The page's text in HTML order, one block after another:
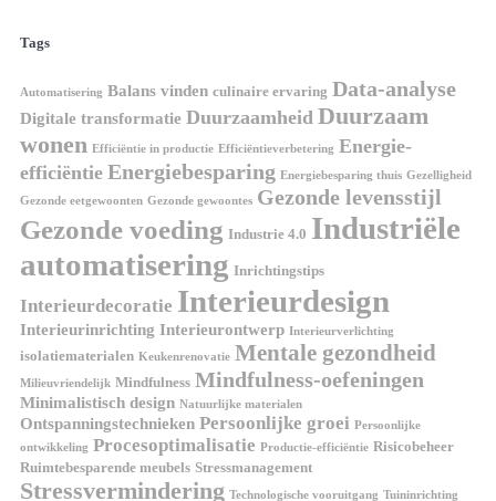
Tags
Automatisering Balans vinden culinaire ervaring Data-analyse
Digitale transformatie Duurzaamheid Duurzaam
wonen Efficiëntie in productie Efficiëntieverbetering Energie-
efficiëntie Energiebesparing Energiebesparing thuis Gezelligheid
Gezonde eetgewoonten Gezonde gewoontes Gezonde levensstijl
Gezonde voeding Industrie 4.0 Industriële
automatisering Inrichtingstips
Interieurdecoratie Interieurdesign
Interieurinrichting Interieurontwerp Interieurverlichting
isolatiematerialen Keukenrenovatie Mentale gezondheid
Milieuvriendelijk Mindfulness Mindfulness-oefeningen
Minimalistisch design Natuurlijke materialen
Ontspanningstechnieken Persoonlijke groei Persoonlijke
ontwikkeling Procesoptimalisatie Productie-efficiëntie Risicobeheer
Ruimtebesparende meubels Stressmanagement
Stressvermindering Technologische vooruitgang Tuininrichting